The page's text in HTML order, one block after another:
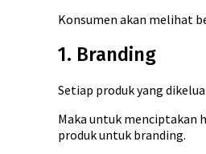
Konsumen akan melihat
1. Branding
Setiap produk yang
Maka untuk menciptakan
produk untuk branding.